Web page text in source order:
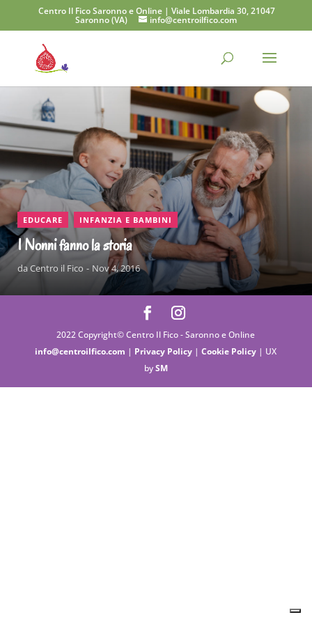
Centro Il Fico Saronno e Online | Viale Lombardia 30, 21047
Saronno (VA) info@centroilfico.com
EDUCARE , INFANZIA E BAMBINI
I Nonni fanno la storia
da Centro il Fico Nov 4, 2016
CONTINUA A LEGGERE
2022 Copyright© Centro Il Fico - Saronno e Online
info@centroilfico.com | Privacy Policy |Cookie Policy | UX
bySM